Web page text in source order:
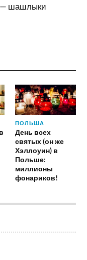
— шашлыки
ПОЛЬША
День всех
святых (он же
Хэллоуин) в
Польше:
миллионы
фонариков!